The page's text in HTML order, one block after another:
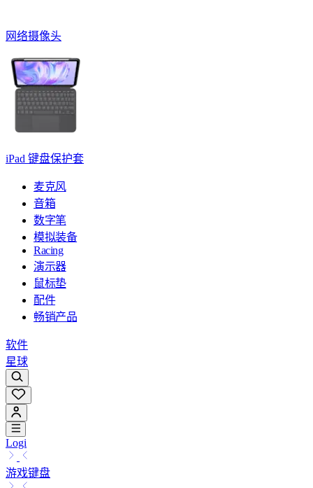
网络摄像头
iPad 键盘保护套
麦克风
音箱
数字笔
模拟装备
Racing
演示器
鼠标垫
配件
畅销产品
软件
星球
Logi
游戏键盘